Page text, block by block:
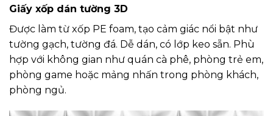
Giấy xốp dán tường 3D
Được làm từ xốp PE foam, tạo cảm giác nổi bật như
tường gạch, tường đá. Dễ dán, có lớp keo sẵn. Phù
hợp với không gian như quán cà phê, phòng trẻ em,
phòng game hoặc mảng nhấn trong phòng khách,
phòng ngủ.